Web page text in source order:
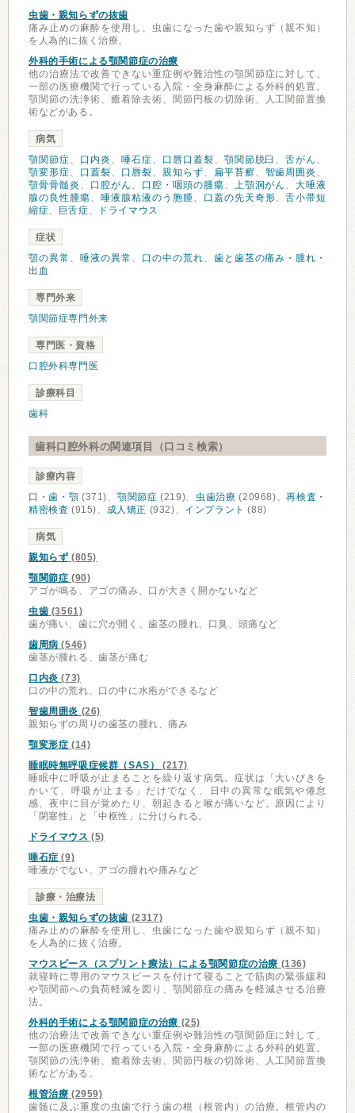
虫歯・親知らずの抜歯
痛み止めの麻酔を使用し、虫歯になった歯や親知らず（親不知）
を人為的に抜く治療。
外科的手術による顎関節症の治療
他の治療法で改善できない重症例や難治性の顎関節症に対して、
一部の医療機関で行っている入院・全身麻酔による外科的処置。
顎関節の洗浄術、癒着除去術、関節円板の切除術、人工関節置換
術などがある。
病気
顎関節症、 口内炎 、 唾石症、 口唇口蓋裂、 顎関節脱臼 、舌がん 、
顎変形症、 口蓋裂、 口唇裂、 親知らず、 扁平苔癬、 智歯周囲炎 、
顎骨骨髄炎 、 口腔がん 、 口腔・咽頭の腫瘍、 上顎洞がん 、大唾液
腺の良性腫瘍、 唾液腺粘液のう胞腫、 口蓋の先天奇形、舌小帯短
縮症、 巨舌症、 ドライマウス
症状
顎の異常 、 唾液の異常 、 口の中の荒れ、 歯と歯茎の痛み・腫れ・
出血
専門外来
顎関節症専門外来
専門医・資格
口腔外科専門医
診療科目
歯科
歯科口腔外科の関連項目（口コミ検索）
診療内容
口・歯・顎 (371)、 顎関節症 (219)、 虫歯治療 (20968)、再検査・
精密検査 (915)、 成人矯正 (932)、 インプラント (88)
病気
親知らず (805)
顎関節症 (90)
アゴが鳴る、アゴの痛み、口が大きく開かないなど
虫歯 (3561)
歯が痛い、歯に穴が開く、歯茎の腫れ、口臭、頭痛など
歯周病 (546)
歯茎が腫れる、歯茎が痛む
口内炎 (73)
口の中の荒れ、口の中に水疱ができるなど
智歯周囲炎 (26)
親知らずの周りの歯茎の腫れ、痛み
顎変形症 (14)
睡眠時無呼吸症候群（SAS）
(217)
睡眠中に呼吸が止まることを繰り返す病気。症状は「大いびきを
かいて、呼吸が止まる」だけでなく、日中の異常な眠気や倦怠
感、夜中に目が覚めたり、朝起きると喉が痛いなど。原因により
「閉塞性」と「中枢性」に分けられる。
ドライマウス (5)
唾石症 (9)
唾液がでない、アゴの腫れや痛みなど
診療・治療法
虫歯・親知らずの抜歯 (2317)
痛み止めの麻酔を使用し、虫歯になった歯や親知らず（親不知）
を人為的に抜く治療。
マウスピース（スプリント療法）による顎関節症の治療 (136)
就寝時に専用のマウスピースを付けて寝ることで筋肉の緊張緩和
や顎関節への負荷軽減を図り、顎関節症の痛みを軽減させる治療
法。
外科的手術による顎関節症の治療 (25)
他の治療法で改善できない重症例や難治性の顎関節症に対して、
一部の医療機関で行っている入院・全身麻酔による外科的処置。
顎関節の洗浄術、癒着除去術、関節円板の切除術、人工関節置換
術などがある。
根管治療 (2959)
歯髄に及ぶ重度の虫歯で行う歯の根（根管内）の治療。根管内の